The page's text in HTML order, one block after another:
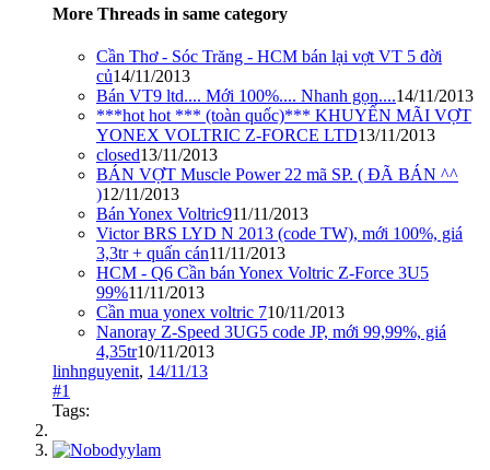
More Threads in same category
Cần Thơ - Sóc Trăng - HCM bán lại vợt VT 5 đời
củ14/11/2013
Bán VT9 ltd.... Mới 100%.... Nhanh gọn....14/11/2013
***hot hot *** (toàn quốc)*** KHUYẾN MÃI VỢT
YONEX VOLTRIC Z-FORCE LTD13/11/2013
closed13/11/2013
BÁN VỢT Muscle Power 22 mã SP. ( ĐÃ BÁN ^^
)12/11/2013
Bán Yonex Voltric911/11/2013
Victor BRS LYD N 2013 (code TW), mới 100%, giá
3,3tr + quấn cán11/11/2013
HCM - Q6 Cần bán Yonex Voltric Z-Force 3U5
99%11/11/2013
Cần mua yonex voltric 710/11/2013
Nanoray Z-Speed 3UG5 code JP, mới 99,99%, giá
4,35tr10/11/2013
linhnguyenit, 14/11/13
#1
Tags: